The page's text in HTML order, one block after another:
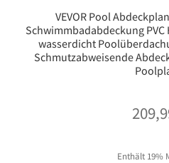
VEVOR Pool
Schwimmbadabdeckung
wasserdicht
Schmutzabweisende
Enthält 19%